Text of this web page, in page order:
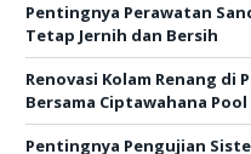
Pentingnya Perawatan
Tetap Jernih dan Bersih
Renovasi Kolam Renang di
Bersama Ciptawahana Pool
Pentingnya Pengujian